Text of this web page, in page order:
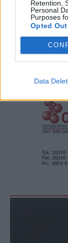
Retention,
Personal
Purposes
Opted Out
Data